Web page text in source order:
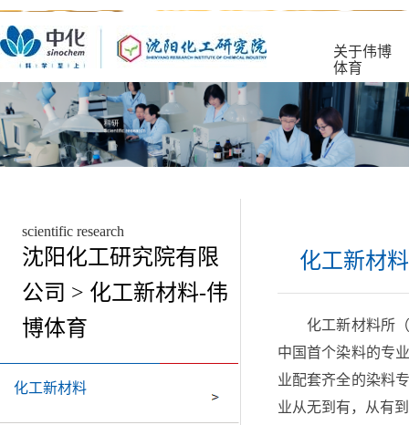
关于伟博
体育
scientific research
沈阳化工研究院有限
公司 > 化工新材料-伟
博体育
化工新材料
化工新材料
化工新材料所
中国首个染料的专
业配套齐全的染料
业从无到有，从有